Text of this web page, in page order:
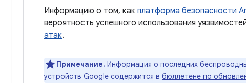
Информацию о том, как платформа безопасности
вероятность успешного использования
атак.
Примечание. Информация о последних
устройств Google содержится в бюллетене по